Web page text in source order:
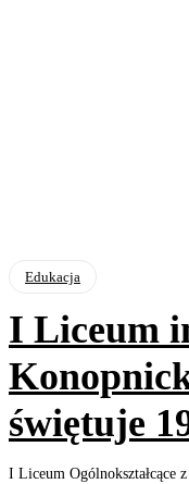
Edukacja
I Liceum
świętuje
I Liceum Ogólnokształcące